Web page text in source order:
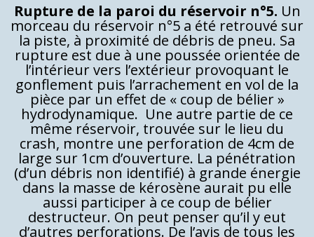
Rupture de la paroi du réservoir n°5. Un
morceau du réservoir n°5 a été retrouvé sur
la piste, à proximité de débris de pneu. Sa
rupture est due à une poussée orientée de
l’intérieur vers l’extérieur provoquant le
gonflement puis l’arrachement en vol de la
pièce par un effet de « coup de bélier »
hydrodynamique. Une autre partie de ce
même réservoir, trouvée sur le lieu du
crash, montre une perforation de 4cm de
large sur 1cm d’ouverture. La pénétration
(d’un débris non identifié) à grande énergie
dans la masse de kérosène aurait pu elle
aussi participer à ce coup de bélier
destructeur. On peut penser qu’il y eut
d’autres perforations. De l’avis de tous les